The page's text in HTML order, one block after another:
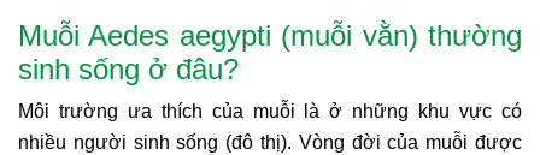
Muỗi Aedes aegypti (muỗi vằn) thường
sinh sống ở đâu?
Môi trường ưa thích của muỗi là ở những khu vực có
nhiều người sinh sống (đô thị). Vòng đời của muỗi được